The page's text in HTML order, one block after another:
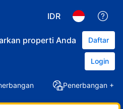
IDR
properti Anda Daftar
Login
Penerbangan +